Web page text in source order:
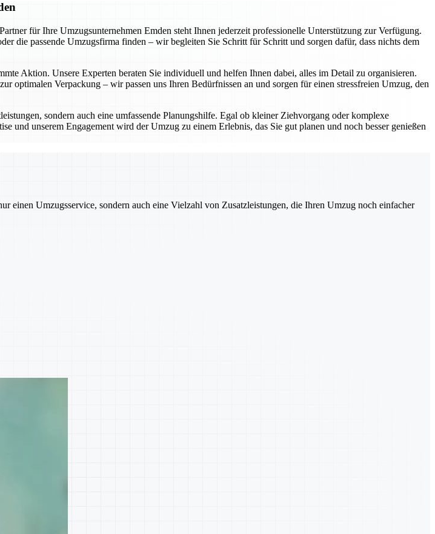
für Ihre Umzugsunternehmen Emden steht Ihnen jederzeit professionelle Unterstützung zur Verfügung.
die passende Umzugsfirma finden – wir begleiten Sie Schritt für Schritt und sorgen dafür, dass nichts dem
Aktion. Unsere Experten beraten Sie individuell und helfen Ihnen dabei, alles im Detail zu organisieren.
optimalen Verpackung – wir passen uns Ihren Bedürfnissen an und sorgen für einen stressfreien Umzug, den
sondern auch eine umfassende Planungshilfe. Egal ob kleiner Ziehvorgang oder komplexe
und unserem Engagement wird der Umzug zu einem Erlebnis, das Sie gut planen und noch besser genießen
Umzugsservice, sondern auch eine Vielzahl von Zusatzleistungen, die Ihren Umzug noch einfacher